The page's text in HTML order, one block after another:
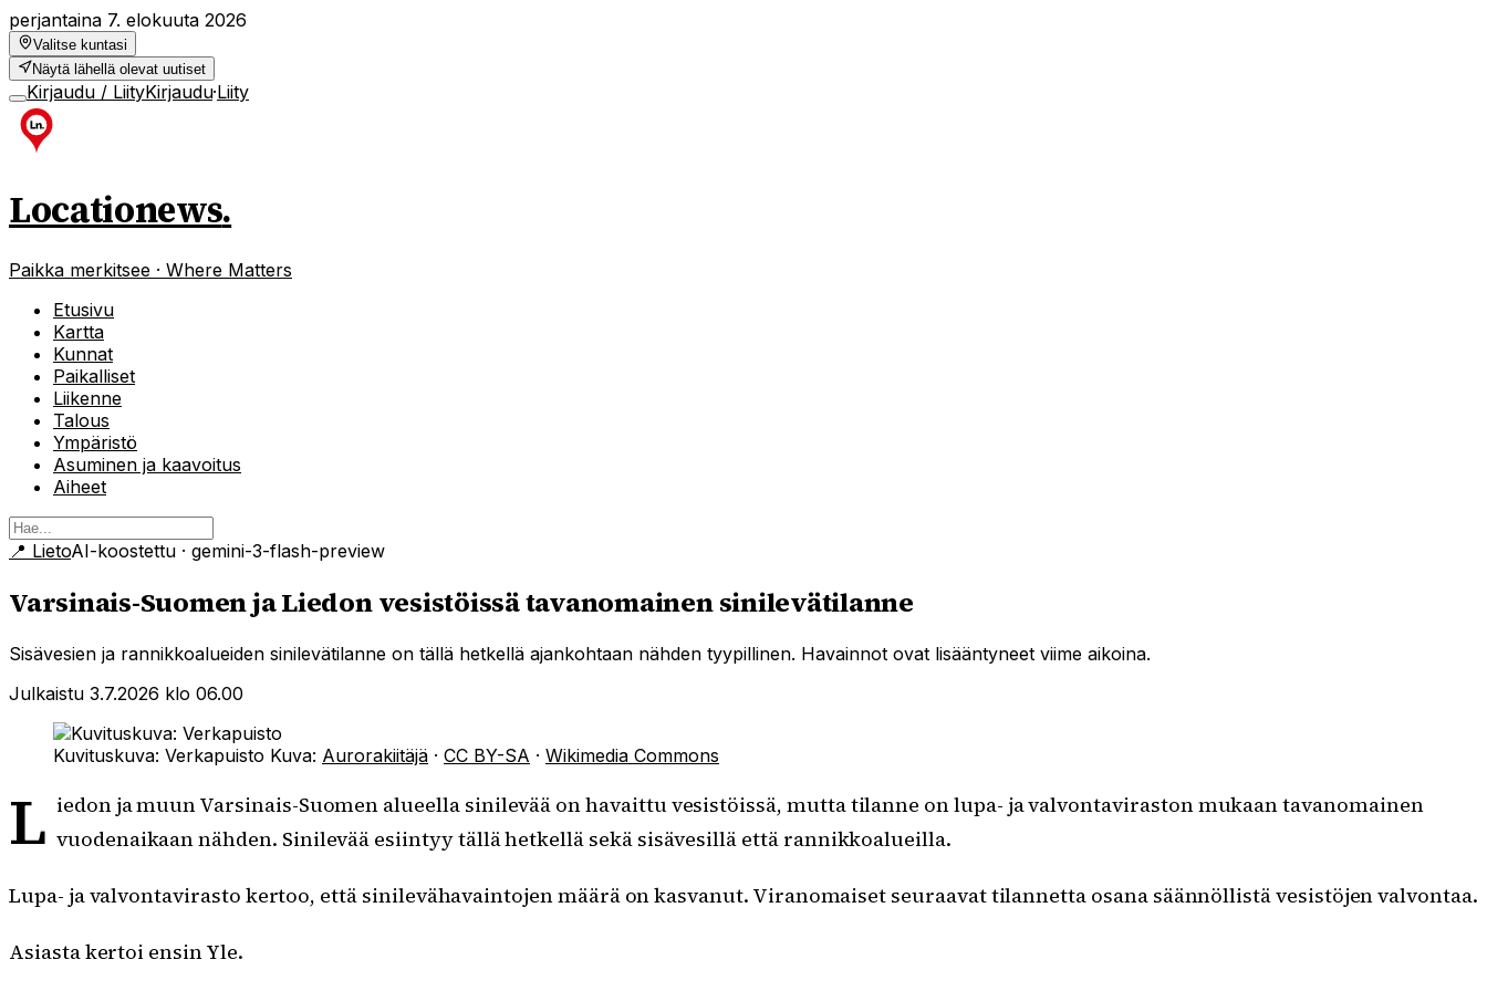
perjantaina 7. elokuuta 2026
Valitse kuntasi
Näytä lähellä olevat uutiset
Kirjaudu / LiityKirjaudu·Liity
Locationews.
Paikka merkitsee · Where Matters
Etusivu
Kartta
Kunnat
Paikalliset
Liikenne
Talous
Ympäristö
Asuminen ja kaavoitus
Aiheet
📍 LietoAI-koostettu · gemini-3-flash-preview
Varsinais-Suomen ja Liedon vesistöissä tavanomainen sinilevätilanne
Sisävesien ja rannikkoalueiden sinilevätilanne on tällä hetkellä ajankohtaan nähden tyypillinen. Havainnot ovat lisääntyneet viime aikoina.
Julkaistu 3.7.2026 klo 06.00
Kuvituskuva: Verkapuisto Kuva: Aurorakiitäjä · CC BY-SA · Wikimedia Commons
L iedon ja muun Varsinais-Suomen alueella sinilevää on havaittu vesistöissä, mutta tilanne on lupa- ja valvontaviraston mukaan tavanomainen
vuodenaikaan nähden. Sinilevää esiintyy tällä hetkellä sekä sisävesillä että rannikkoalueilla.
Lupa- ja valvontavirasto kertoo, että sinilevähavaintojen määrä on kasvanut. Viranomaiset seuraavat tilannetta osana säännöllistä vesistöjen valvontaa.
Asiasta kertoi ensin Yle.